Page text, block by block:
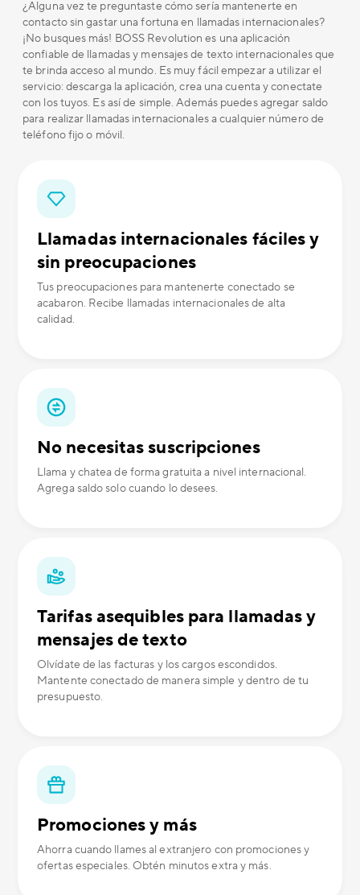
¿Alguna vez te preguntaste cómo sería mantenerte en
contacto sin gastar una fortuna en llamadas internacionales?
¡No busques más! BOSS Revolution es una aplicación
confiable de llamadas y mensajes de texto internacionales que
te brinda acceso al mundo. Es muy fácil empezar a utilizar el
servicio: descarga la aplicación, crea una cuenta y conectate
con los tuyos. Es así de simple. Además puedes agregar saldo
para realizar llamadas internacionales a cualquier número de
teléfono fijo o móvil.
Llamadas internacionales fáciles y
sin preocupaciones
Tus preocupaciones para mantenerte conectado se
acabaron. Recibe llamadas internacionales de alta
calidad.
No necesitas suscripciones
Llama y chatea de forma gratuita a nivel internacional.
Agrega saldo solo cuando lo desees.
Tarifas asequibles para llamadas y
mensajes de texto
Olvídate de las facturas y los cargos escondidos.
Mantente conectado de manera simple y dentro de tu
presupuesto.
Promociones y más
Ahorra cuando llames al extranjero con promociones y
ofertas especiales. Obtén minutos extra y más.